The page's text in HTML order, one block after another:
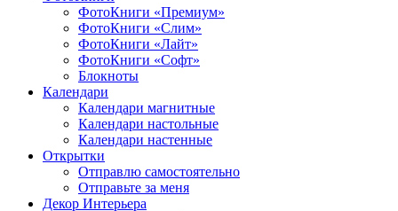
ФотоКниги «Премиум»
ФотоКниги «Слим»
ФотоКниги «Лайт»
ФотоКниги «Софт»
Блокноты
Календари
Календари магнитные
Календари настольные
Календари настенные
Открытки
Отправлю самостоятельно
Отправьте за меня
Декор Интерьера